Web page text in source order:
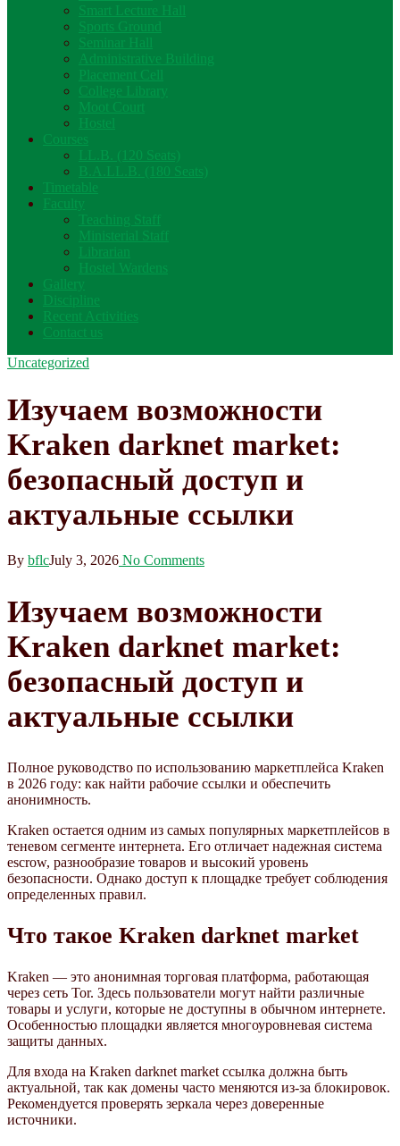
Smart Lecture Hall
Sports Ground
Seminar Hall
Administrative Building
Placement Cell
College Library
Moot Court
Hostel
Courses
LL.B. (120 Seats)
B.A.LL.B. (180 Seats)
Timetable
Faculty
Teaching Staff
Ministerial Staff
Librarian
Hostel Wardens
Gallery
Discipline
Recent Activities
Contact us
Uncategorized
Изучаем возможности
Kraken darknet market:
безопасный доступ и
актуальные ссылки
By bflcJuly 3, 2026 No Comments
Изучаем возможности
Kraken darknet market:
безопасный доступ и
актуальные ссылки
Полное руководство по использованию маркетплейса Kraken
в 2026 году: как найти рабочие ссылки и обеспечить
анонимность.
Kraken остается одним из самых популярных маркетплейсов в
теневом сегменте интернета. Его отличает надежная система
escrow, разнообразие товаров и высокий уровень
безопасности. Однако доступ к площадке требует соблюдения
определенных правил.
Что такое Kraken darknet market
Kraken — это анонимная торговая платформа, работающая
через сеть Tor. Здесь пользователи могут найти различные
товары и услуги, которые не доступны в обычном интернете.
Особенностью площадки является многоуровневая система
защиты данных.
Для входа на Kraken darknet market ссылка должна быть
актуальной, так как домены часто меняются из-за блокировок.
Рекомендуется проверять зеркала через доверенные
источники.